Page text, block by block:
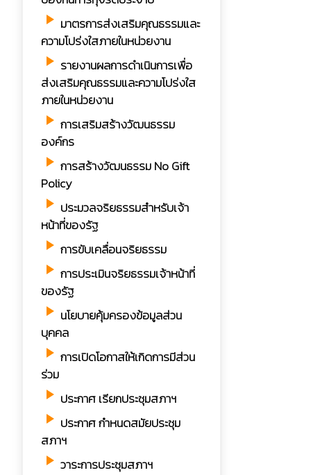
play_arrow มาตรการส่งเสริมคุณธรรมและ
ความโปร่งใสภายในหน่วยงาน
play_arrow รายงานผลการดำเนินการเพื่อ
ส่งเสริมคุณธรรมและความโปร่งใส
ภายในหน่วยงาน
play_arrow การเสริมสร้างวัฒนธรรม
องค์กร
play_arrow การสร้างวัฒนธรรม No Gift
Policy
play_arrow ประมวลจริยธรรมสำหรับเจ้า
หน้าที่ของรัฐ
play_arrow การขับเคลื่อนจริยธรรม
play_arrow การประเมินจริยธรรมเจ้าหน้าที่
ของรัฐ
play_arrow นโยบายคุ้มครองข้อมูลส่วน
บุคคล
play_arrow การเปิดโอกาสให้เกิดการมีส่วน
ร่วม
play_arrow ประกาศ เรียกประชุมสภาฯ
play_arrow ประกาศ กำหนดสมัยประชุม
สภาฯ
play_arrow วาระการประชุมสภาฯ